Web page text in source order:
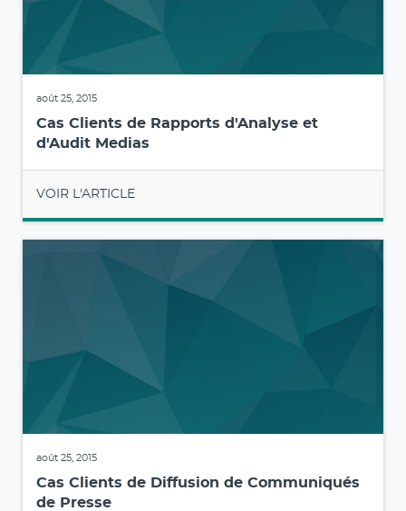
août 25, 2015
Cas Clients de Rapports d'Analyse et
d'Audit Medias
VOIR L'ARTICLE
août 25, 2015
Cas Clients de Diffusion de Communiqués
de Presse